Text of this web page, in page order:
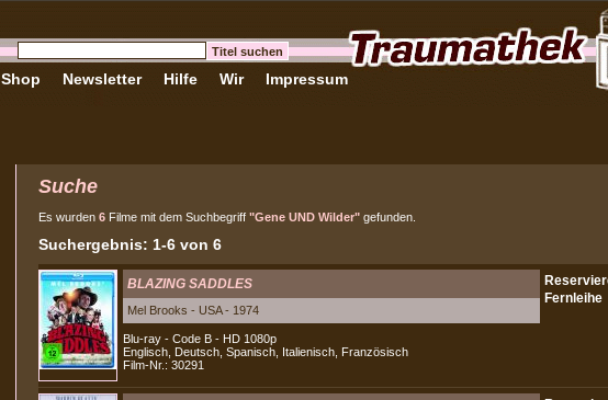
Shop Newsletter Hilfe Wir Impressum
Suche
Es wurden 6 Filme mit dem Suchbegriff "Gene UND Wilder" gefunden.
Suchergebnis: 1-6 von 6
BLAZING SADDLES
Mel Brooks - USA - 1974
Blu-ray - Code B - HD 1080p
Englisch, Deutsch, Spanisch, Italienisch, Französisch
Film-Nr.: 30291